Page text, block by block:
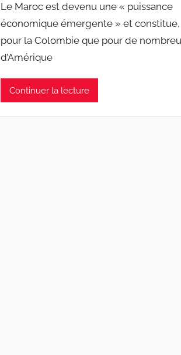
Le Maroc est devenu une « puissance
économique émergente » et
pour la Colombie que pour de
d’Amérique
Continuer la lecture